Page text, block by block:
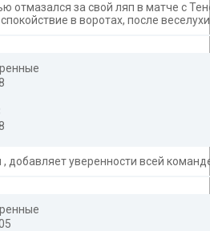
отмазался за свой ляп в матче с
в воротах, после
, добавляет уверенности всей